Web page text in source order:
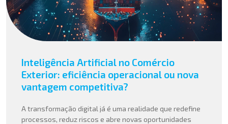
Inteligência Artificial no Comércio
Exterior: eficiência operacional ou nova
vantagem competitiva?
A transformação digital já é uma realidade que redefine
processos, reduz riscos e abre novas oportunidades